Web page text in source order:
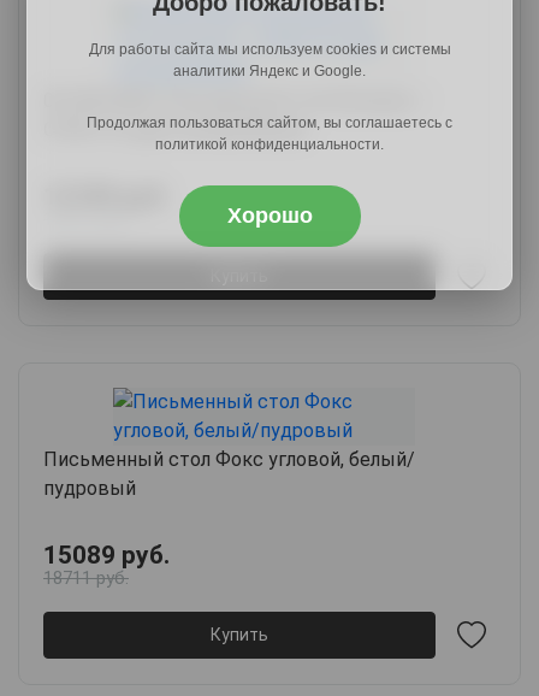
СПМ-214, дуб сонома/белый
Письменный стол Фокс угловой, белый/
пудровый
15089 руб.
18711 руб.
Купить
Для работы сайта мы используем cookies и системы
аналитики Яндекс и Google.
Продолжая пользоваться сайтом, вы соглашаетесь с
политикой конфиденциальности.
Хорошо